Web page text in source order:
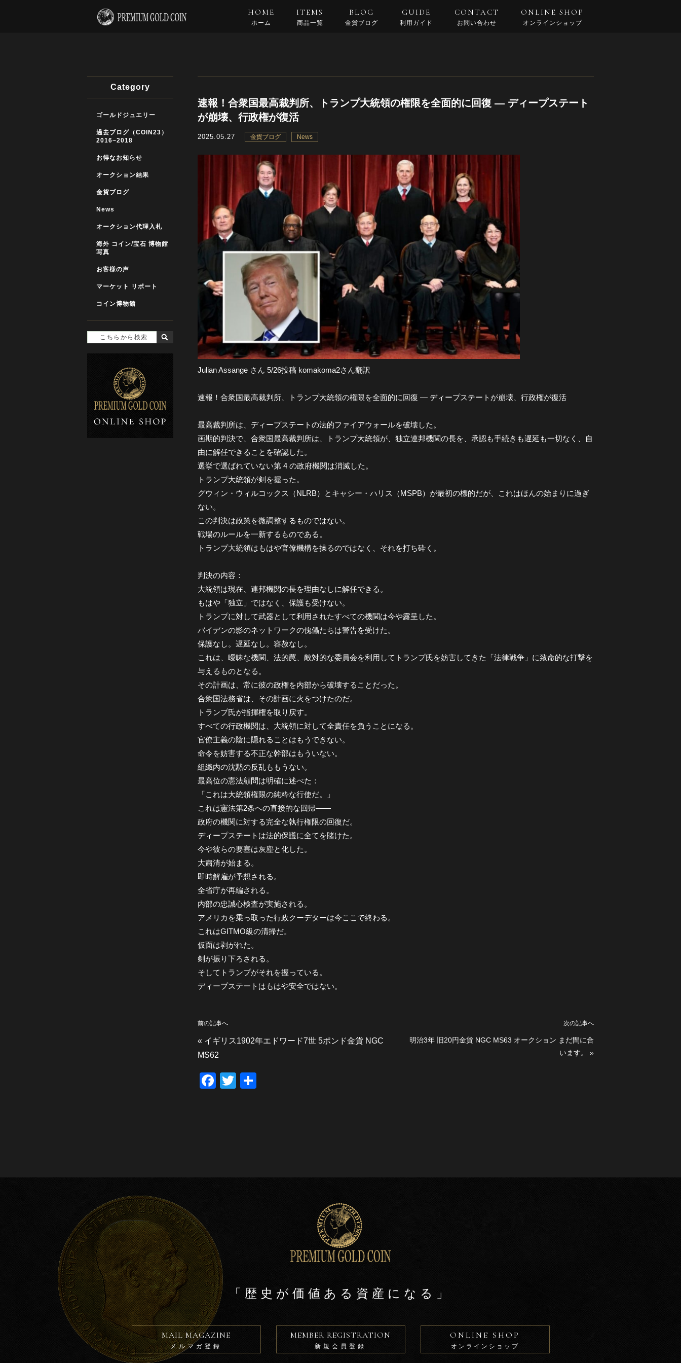
HOME
ホーム
ITEMS
商品一覧
BLOG
金貨ブログ
GUIDE
利用ガイド
CONTACT
お問い合わせ
ONLINE SHOP
オンラインショップ
速報！合衆国最高裁判所、トランプ大統領の権限を全面的に回復 — ディープステート
が崩壊、行政権が復活
2025.05.27 金貨ブログ News
Julian Assange さん 5/26投稿 komakoma2さん翻訳
速報！合衆国最高裁判所、トランプ大統領の権限を全面的に回復 — ディープステートが崩壊、行政権が復活
最高裁判所は、ディープステートの法的ファイアウォールを破壊した。
画期的判決で、合衆国最高裁判所は、トランプ大統領が、独立連邦機関の長を、承認も手続きも遅延も一切なく、自
由に解任できることを確認した。
選挙で選ばれていない第 4 の政府機関は消滅した。
トランプ大統領が剣を握った。
グウィン・ウィルコックス（NLRB）とキャシー・ハリス（MSPB）が最初の標的だが、これはほんの始まりに過ぎ
ない。
この判決は政策を微調整するものではない。
戦場のルールを一新するものである。
トランプ大統領はもはや官僚機構を操るのではなく、それを打ち砕く。
判決の内容：
大統領は現在、連邦機関の長を理由なしに解任できる。
もはや「独立」ではなく、保護も受けない。
トランプに対して武器として利用されたすべての機関は今や露呈した。
バイデンの影のネットワークの傀儡たちは警告を受けた。
保護なし。遅延なし。容赦なし。
これは、曖昧な機関、法的罠、敵対的な委員会を利用してトランプ氏を妨害してきた「法律戦争」に致命的な打撃を
与えるものとなる。
その計画は、常に彼の政権を内部から破壊することだった。
合衆国法務省は、その計画に火をつけたのだ。
トランプ氏が指揮権を取り戻す。
すべての行政機関は、大統領に対して全責任を負うことになる。
官僚主義の陰に隠れることはもうできない。
命令を妨害する不正な幹部はもういない。
組織内の沈黙の反乱ももうない。
最高位の憲法顧問は明確に述べた：
「これは大統領権限の純粋な行使だ。」
これは憲法第2条への直接的な回帰——
政府の機関に対する完全な執行権限の回復だ。
ディープステートは法的保護に全てを賭けた。
今や彼らの要塞は灰塵と化した。
大粛清が始まる。
即時解雇が予想される。
全省庁が再編される。
内部の忠誠心検査が実施される。
アメリカを乗っ取った行政クーデターは今ここで終わる。
これはGITMO級の清掃だ。
仮面は剥がれた。
剣が振り下ろされる。
そしてトランプがそれを握っている。
ディープステートはもはや安全ではない。
前の記事へ
« イギリス1902年エドワード7世 5ポンド金貨 NGC
MS62
次の記事へ
明治3年 旧20円金貨 NGC MS63 オークション まだ間に合
います。
»
F
o
T
Category
ゴールドジュエリー
過去ブログ（COIN23）
2016~2018
お得なお知らせ
オークション結果
金貨ブログ
News
オークション代理入札
海外 コイン/宝石 博物館
写真
お客様の声
マーケット リポート
コイン博物館
「歴史が価値ある資産になる」
MAIL MAGAZINE
メルマガ登録
MEMBER REGISTRATION
新規会員登録
ONLINE SHOP
オンラインショップ